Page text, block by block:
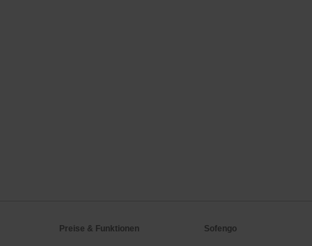
Preise & Funktionen Sofengo